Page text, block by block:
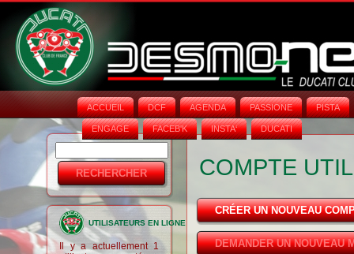
ACCUEIL DCF AGENDA PASSIONE PISTA
ENGAGE FACEB'K INSTA‘ DUCATI
Formulaire
de
recherche
UTILISATEURS EN LIGNE
Il y a actuellement 1
COMPTE
CRÉER UN NOUVEAU
DEMANDER UN NOUVEAU